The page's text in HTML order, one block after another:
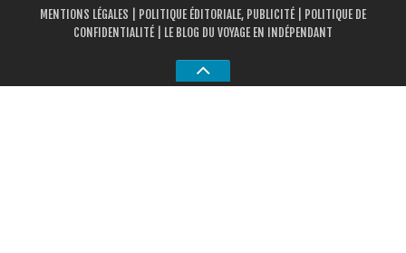
MENTIONS LÉGALES POLITIQUE ÉDITORIALE, PUBLICITÉ
POLITIQUE DE
CONFIDENTIALITÉ | LE BLOG DU VOYAGE EN INDÉPENDANT